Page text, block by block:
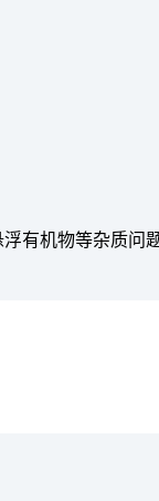
有机物等杂质问